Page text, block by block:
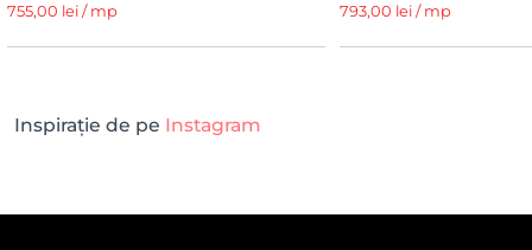
755,00 lei / mp 793,00 lei / mp
Inspirație de pe Instagram